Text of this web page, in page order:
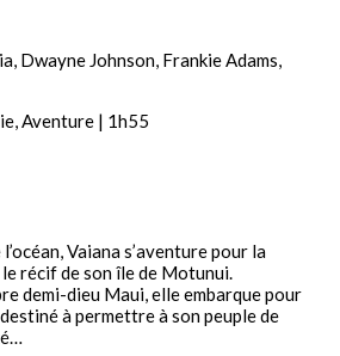
Dwayne Johnson, Frankie Adams,
Aventure | 1h55
Vaiana s’aventure pour la
récif de son île de Motunui.
demi-dieu Maui, elle embarque pour
à permettre à son peuple de